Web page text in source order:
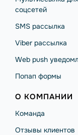
соцсетей
SMS рассылка
Viber рассылка
Web push
Попап формы
О КОМПАНИИ
Команда
Отзывы клиентов